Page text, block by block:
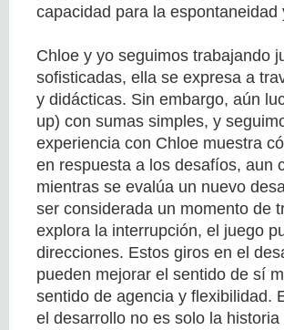
capacidad para la
Chloe y yo seguimos trabajando
sofisticadas, ella se expresa a
y didácticas. Sin embargo, aún
up) con sumas simples, y
experiencia con Chloe muestra
en respuesta a los desafíos, aun
mientras se evalúa un nuevo
ser considerada un momento de
explora la interrupción, el juego
direcciones. Estos giros en el
pueden mejorar el sentido de sí
sentido de agencia y flexibilidad.
el desarrollo no es solo la